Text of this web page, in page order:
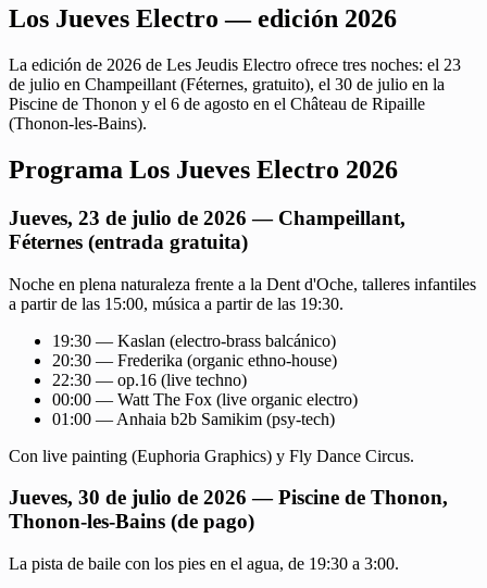
Los Jueves Electro — edición 2026
La edición de 2026 de Les Jeudis Electro ofrece tres noches: el 23
de julio en Champeillant (Féternes, gratuito), el 30 de julio en la
Piscine de Thonon y el 6 de agosto en el Château de Ripaille
(Thonon-les-Bains).
Programa Los Jueves Electro 2026
Jueves, 23 de julio de 2026 — Champeillant,
Féternes (entrada gratuita)
Noche en plena naturaleza frente a la Dent d'Oche, talleres infantiles
a partir de las 15:00, música a partir de las 19:30.
19:30 — Kaslan (electro-brass balcánico)
20:30 — Frederika (organic ethno-house)
22:30 — op.16 (live techno)
00:00 — Watt The Fox (live organic electro)
01:00 — Anhaia b2b Samikim (psy-tech)
Con live painting (Euphoria Graphics) y Fly Dance Circus.
Jueves, 30 de julio de 2026 — Piscine de Thonon,
Thonon-les-Bains (de pago)
La pista de baile con los pies en el agua, de 19:30 a 3:00.